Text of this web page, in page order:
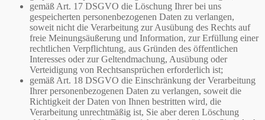
gemäß Art. 17 DSGVO die Löschung Ihrer bei uns
gespeicherten personenbezogenen Daten zu verlangen,
soweit nicht die Verarbeitung zur Ausübung des Rechts auf
freie Meinungsäußerung und Information, zur Erfüllung einer
rechtlichen Verpflichtung, aus Gründen des öffentlichen
Interesses oder zur Geltendmachung, Ausübung oder
Verteidigung von Rechtsansprüchen erforderlich ist;
gemäß Art. 18 DSGVO die Einschränkung der Verarbeitung
Ihrer personenbezogenen Daten zu verlangen, soweit die
Richtigkeit der Daten von Ihnen bestritten wird, die
Verarbeitung unrechtmäßig ist, Sie aber deren Löschung